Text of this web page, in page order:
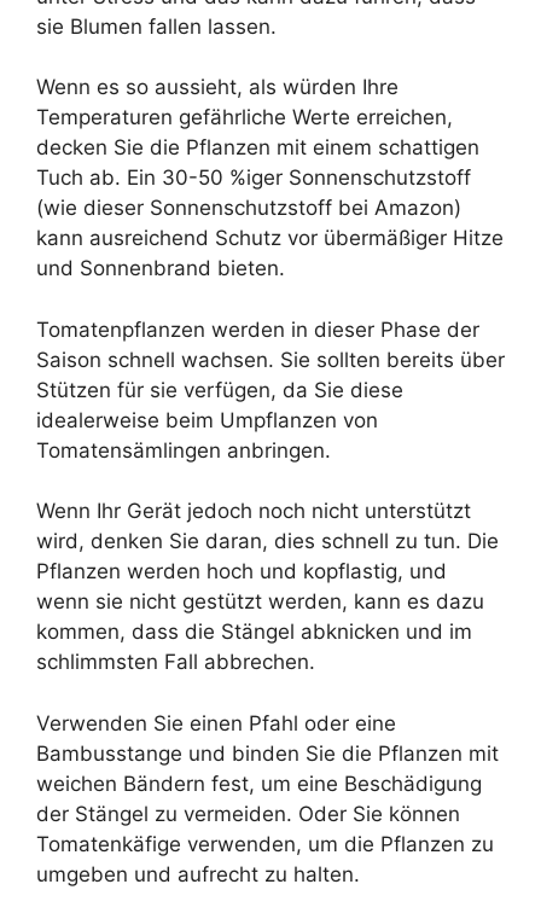
sie Blumen fallen lassen.
Wenn es so aussieht, als würden Ihre
Temperaturen gefährliche Werte erreichen,
decken Sie die Pflanzen mit einem schattigen
Tuch ab. Ein 30-50 %iger Sonnenschutzstoff
(wie dieser Sonnenschutzstoff bei Amazon)
kann ausreichend Schutz vor übermäßiger Hitze
und Sonnenbrand bieten.
Tomatenpflanzen werden in dieser Phase der
Saison schnell wachsen. Sie sollten bereits über
Stützen für sie verfügen, da Sie diese
idealerweise beim Umpflanzen von
Tomatensämlingen anbringen.
Wenn Ihr Gerät jedoch noch nicht unterstützt
wird, denken Sie daran, dies schnell zu tun. Die
Pflanzen werden hoch und kopflastig, und
wenn sie nicht gestützt werden, kann es dazu
kommen, dass die Stängel abknicken und im
schlimmsten Fall abbrechen.
Verwenden Sie einen Pfahl oder eine
Bambusstange und binden Sie die Pflanzen mit
weichen Bändern fest, um eine Beschädigung
der Stängel zu vermeiden. Oder Sie können
Tomatenkäfige verwenden, um die Pflanzen zu
umgeben und aufrecht zu halten.